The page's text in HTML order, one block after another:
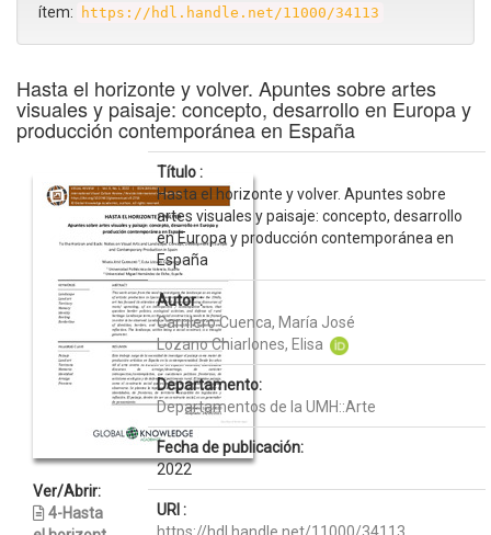
ítem:
https://hdl.handle.net/11000/34113
Hasta el horizonte y volver. Apuntes sobre artes
visuales y paisaje: concepto, desarrollo en Europa y
producción contemporánea en España
Ver/Abrir:
4-Hasta
Título :
Hasta el horizonte y volver. Apuntes sobre
artes visuales y paisaje: concepto, desarrollo
en Europa y producción contemporánea en
España
Autor :
Carrilero Cuenca, María José
Lozano Chiarlones, Elisa
Departamento:
Departamentos de la UMH::Arte
Fecha de publicación:
2022
URI :